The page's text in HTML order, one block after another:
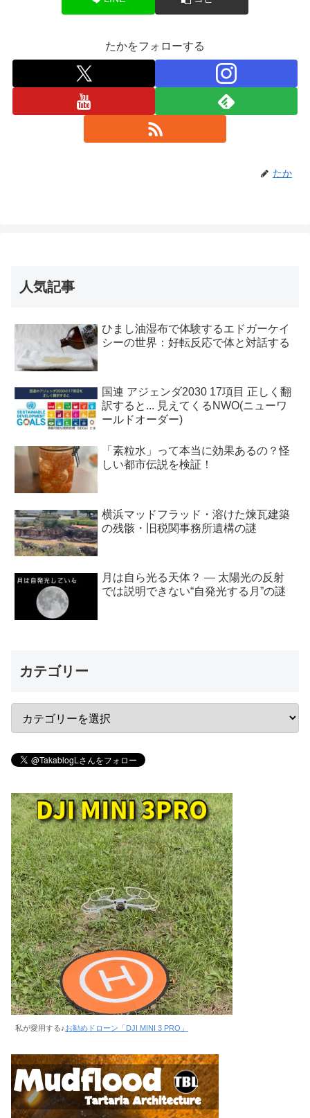
たかをフォローする
たか
人気記事
ひまし油湿布で体験するエドガーケイ
シーの世界：好転反応で体と対話する
国連 アジェンダ2030 17項目 正しく翻
訳すると... 見えてくるNWO(ニューワ
ールドオーダー)
「素粒水」って本当に効果あるの？怪
しい都市伝説を検証！
横浜マッドフラッド・溶けた煉瓦建築
の残骸・旧税関事務所遺構の謎
月は自ら光る天体？ ― 太陽光の反射
では説明できない“自発光する月”の謎
カテゴリー
私が愛用する♪お勧めドローン「DJI MINI 3 PRO」